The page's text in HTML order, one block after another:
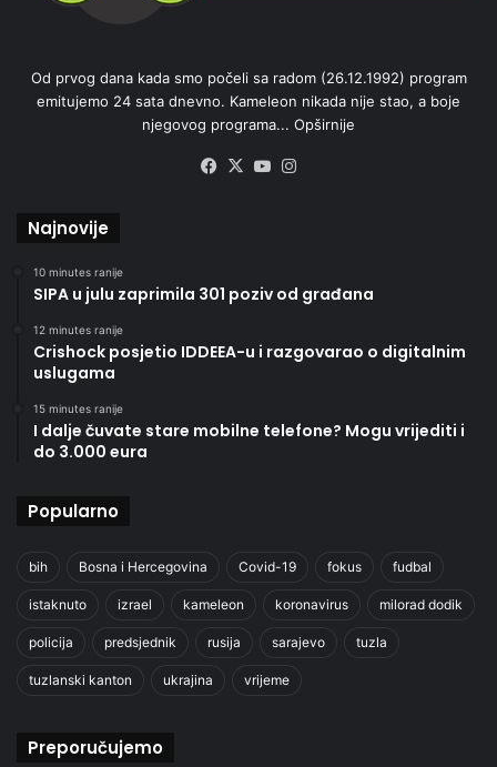
Od prvog dana kada smo počeli sa radom (26.12.1992) program
emitujemo 24 sata dnevno. Kameleon nikada nije stao, a boje
njegovog programa... Opširnije
Facebook
X YouTube
Najnovije
10 minutes ranije
SIPA u julu zaprimila 301 poziv od građana
12 minutes ranije
Crishock posjetio IDDEEA-u i razgovarao o digitalnim
uslugama
15 minutes ranije
I dalje čuvate stare mobilne telefone? Mogu vrijediti i
do 3.000 eura
Popularno
bih Bosna i Hercegovina Covid-19 fokus fudbal
istaknuto izrael kameleon koronavirus milorad dodik
policija predsjednik rusija sarajevo tuzla
tuzlanski kanton ukrajina vrijeme
Preporučujemo